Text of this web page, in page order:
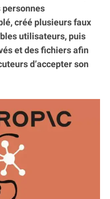
personnes
créé plusieurs faux
utilisateurs, puis
et des fichiers afin
d’accepter son